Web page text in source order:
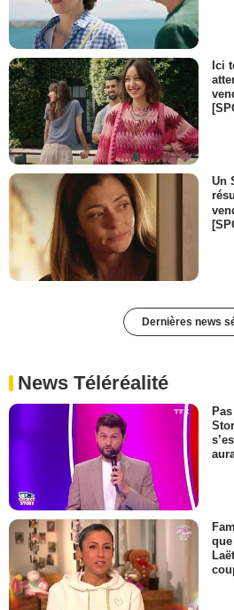
Ici
Un
Dernières news
News Téléréalité